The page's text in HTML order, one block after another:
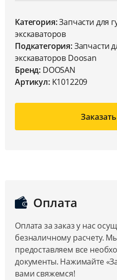
Категория:Запчасти для
экскаваторов
Подкатегория:Запчасти
экскаваторов Doosan
Бренд: DOOSAN
Артикул:K1012209
Оплата
Оплата за заказ у нас
безналичному расчету.
предоставляем все
документы. Нажимайте
вами свяжемся!